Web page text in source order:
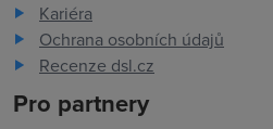
Kariéra
Ochrana osobních údajů
Recenze dsl.cz
Pro partnery